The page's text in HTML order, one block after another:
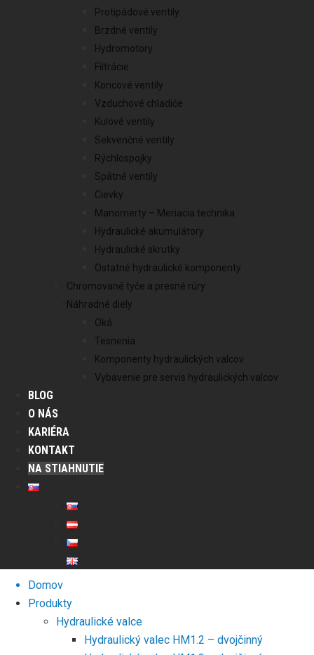
Protipádové ventily
Brzdné ventily
Hydromotory
Filtrácie
Koncové ventily
Vzduchové chladiče
Kulové ventily
Sekvenčné ventily
Rýchlospojky
Spätné ventily
Cievky
Manomerty – Meriacia technika
Hydraulické akumulátory
Hydraulické skrutky
Ostatné hydraulické komponenty
Chromované tyče a presné rúry
Náhradné diely
Oká
Tesnenia
Komponenty hydraulických valcov
Vybavenie pre servis hydraulických valcov
BLOG
O NÁS
KARIÉRA
KONTAKT
NA STIAHNUTIE
Domov
Produkty
Hydraulické valce
Hydraulický valec HM1.2 – dvojčinný